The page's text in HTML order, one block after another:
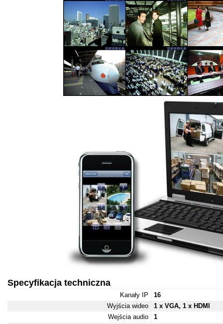
Specyfikacja techniczna
Kanały IP
16
Wyjścia wideo
1 x VGA, 1 x HDMI
Wejścia audio
1